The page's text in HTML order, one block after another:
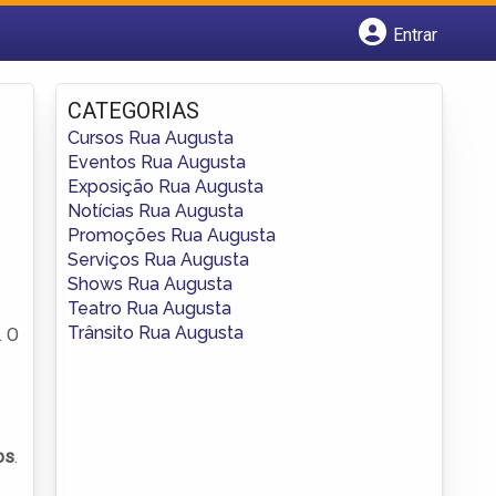
Entrar
Fazer login
Criar conta
O
.
CATEGORIAS
Cursos Rua Augusta
Eventos Rua Augusta
Exposição Rua Augusta
Notícias Rua Augusta
Promoções Rua Augusta
Serviços Rua Augusta
Shows Rua Augusta
Teatro Rua Augusta
Trânsito Rua Augusta